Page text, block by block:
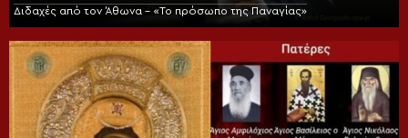
Διδαχές από τον Άθωνα – «Το πρόσωπο της Παναγίας»